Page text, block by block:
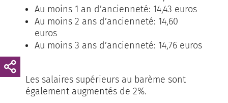
Au moins 1 an d’ancienneté: 14,43 euros
Au moins 2 ans d’ancienneté: 14,60
euros
Au moins 3 ans d’ancienneté: 14,76 euros
Les salaires supérieurs au barème sont
également augmentés de 2%.